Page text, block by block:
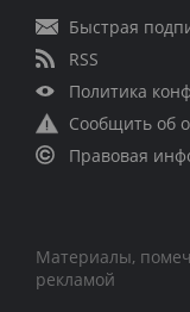
Быстрая
RSS
Политика
Сообщить об
Правовая
Материалы,
рекламой